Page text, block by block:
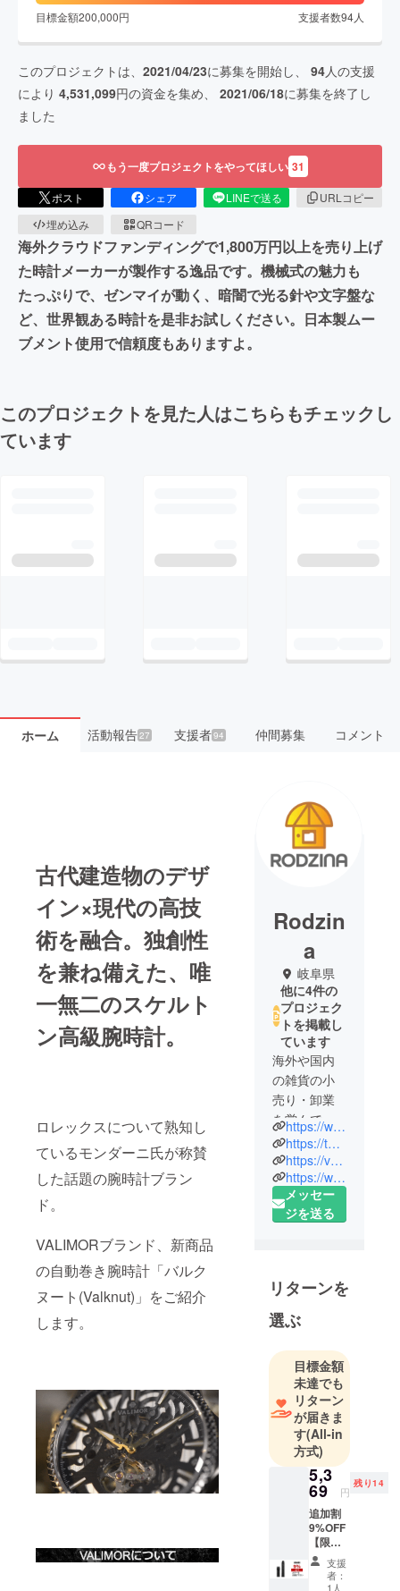
目標金額200,000円 支援者数94人
このプロジェクトは、 2021/04/23に募集を開始し、 94人の支援
により 4,531,099円の資金を集め、 2021/06/18に募集を終了し
ました
もう一度プロジェクトをやってほしい 31
ポスト シェア LINEで送る
URLコピー
埋め込み
QRコード
海外クラウドファンディングで1,800万円以上を売り上げ
た時計メーカーが製作する逸品です。機械式の魅力も
たっぷりで、ゼンマイが動く、暗闇で光る針や文字盤な
ど、世界観ある時計を是非お試しください。日本製ムー
ブメント使用で信頼度もありますよ。
このプロジェクトを見た人はこちらもチェックし
ています
ホーム 活動報告27 支援者94 仲間募集 コメント
古代建造物のデザ
イン×現代の高技
術を融合。独創性
を兼ね備えた、唯
一無二のスケルト
ン高級腕時計。
ロレックスについて熟知し
ているモンダーニ氏が称賛
した話題の腕時計ブラン
ド。
VALIMORブランド、新商品
の自動巻き腕時計「バルク
ヌート(Valknut)」をご紹介
します。
Rodzin
a
岐阜県
他に4件の
プロジェク
トを掲載し
ています
海外や国内
の雑貨の小
売り・卸業
を営んでお
ます。想い
を込めて作
られた商品
と、想いを
受け継いで
橋となるべ
く日々努め
ておりま
込められた
価値の高い
商品を、日
本全国へご
紹介させて
いただきま
https://www.instagram.com/valimor.japan/
https://twitter.com/ValimorJ
https://valimor-japan.com/
https://www.facebook.com/ValimorJP
メッセー
ジを送る
リターンを
選ぶ
目標金額
未達でも
リターン
が届きま
す(All-in
方式)
5,3
69 円
残り14
追加割
9%OFF
【限定
15名】
レザー
スト
支援
者：
1人